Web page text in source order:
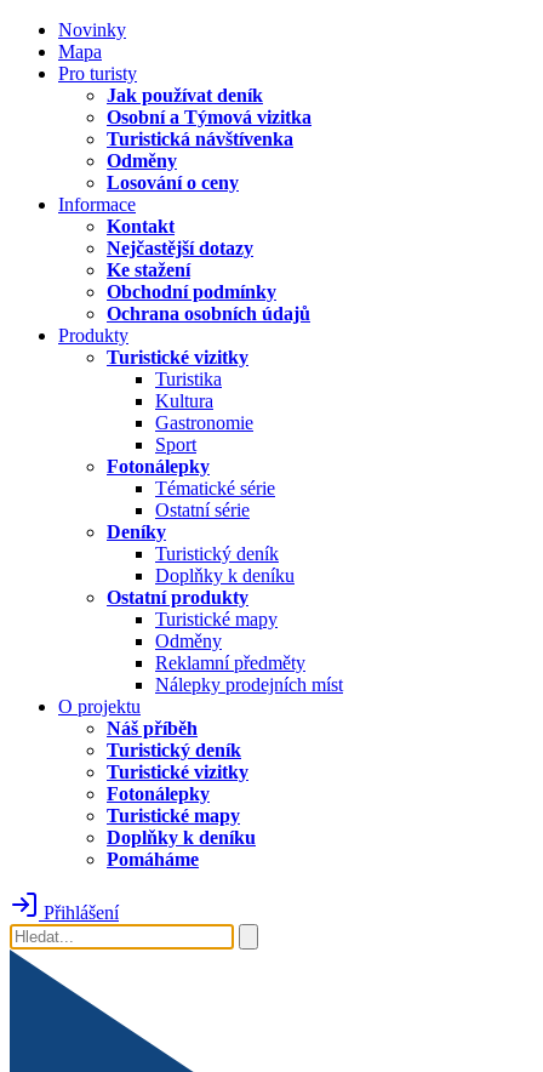
Novinky
Mapa
Pro turisty
Jak používat deník
Osobní a Týmová vizitka
Turistická návštívenka
Odměny
Losování o ceny
Informace
Kontakt
Nejčastější dotazy
Ke stažení
Obchodní podmínky
Ochrana osobních údajů
Produkty
Turistické vizitky
Turistika
Kultura
Gastronomie
Sport
Fotonálepky
Tématické série
Ostatní série
Deníky
Turistický deník
Doplňky k deníku
Ostatní produkty
Turistické mapy
Odměny
Reklamní předměty
Nálepky prodejních míst
O projektu
Náš příběh
Turistický deník
Turistické vizitky
Fotonálepky
Turistické mapy
Doplňky k deníku
Pomáháme
Přihlášení